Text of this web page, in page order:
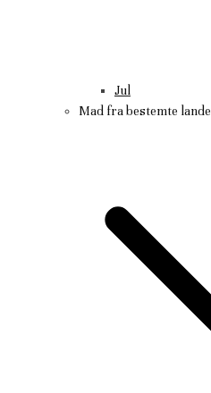
Jul
Mad fra bestemte lande